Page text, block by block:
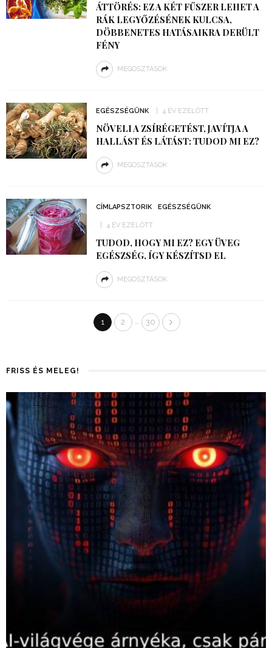
ÁTTÖRÉS: EZ A KÉT FŰSZER LEHET A
RÁK LEGYŐZÉSÉNEK KULCSA,
DÖBBENETES HATÁSAIKRA DERÜLT
FÉNY
MEGOSZTÁSOK
EGÉSZSÉGÜNK 4 ÉV EZELŐTT
NÖVELI A ZSÍRÉGETÉST, JAVÍTJA A
HALLÁST ÉS LÁTÁST: TUDOD MI EZ?
MEGOSZTÁSOK
CÍMLAPSZTORIK EGÉSZSÉGÜNK
4 ÉV EZELŐTT
TUDOD, HOGY MI EZ? EGY ÜVEG
EGÉSZSÉG, ÍGY KÉSZÍTSD EL
MEGOSZTÁSOK
1 2 … 30
FRISS ÉS MELEG!